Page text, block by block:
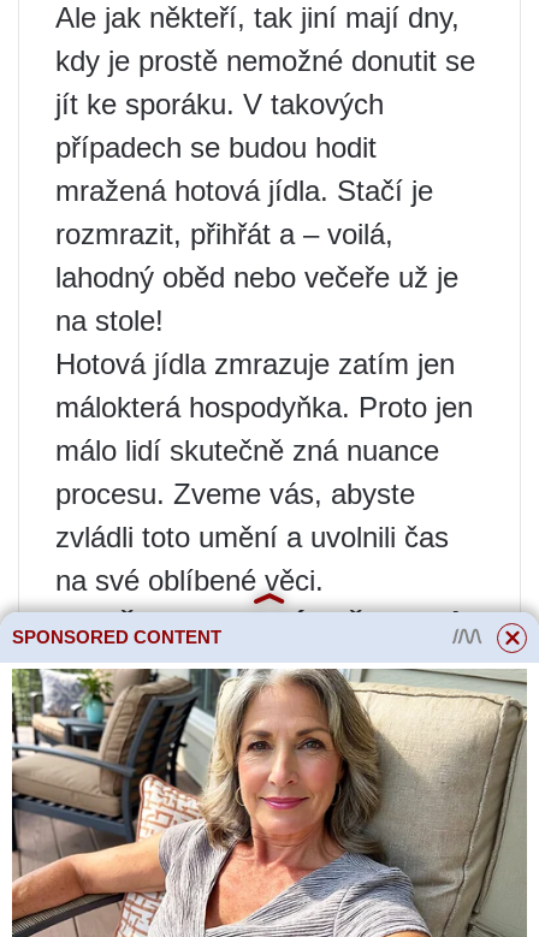
Ale jak někteří, tak jiní mají dny,
kdy je prostě nemožné donutit se
jít ke sporáku. V takových
případech se budou hodit
mražená hotová jídla. Stačí je
rozmrazit, přihřát a – voilá,
lahodný oběd nebo večeře už je
na stole!
Hotová jídla zmrazuje zatím jen
málokterá hospodyňka. Proto jen
málo lidí skutečně zná nuance
procesu. Zveme vás, abyste
zvládli toto umění a uvolnili čas
na své oblíbené věci.
Naučme se správně mrazit!
K zmražení něčeho není potřeba
moc inteligence. Zabalte jej do
kontejneru nebo tašky, vhoďte do
fotoaparátu – a máte hotovo.
Obecně je to pravda. Existuje
však několik doporučení, která
SPONSORED CONTENT